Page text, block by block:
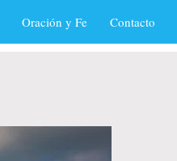
Oración y Fe Contacto